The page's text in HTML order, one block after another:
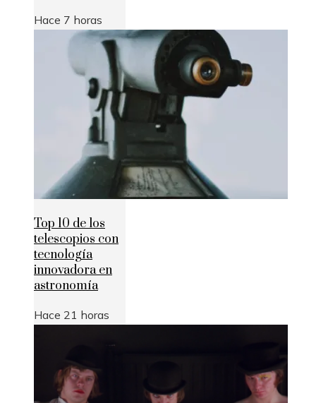
Hace 7 horas
Top 10 de los
telescopios con
tecnología
innovadora en
astronomía
Hace 21 horas